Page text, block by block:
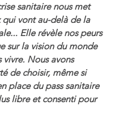
sanitaire nous met
qui vont au-delà de la
Elle révèle nos peurs
sur la vision du monde
vivre. Nous avons
de choisir, même si
place du pass sanitaire
libre et consenti pour